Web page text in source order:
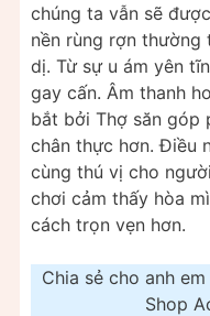
chúng ta vẫn sẽ
nền rùng rợn
dị. Từ sự u ám yên
gay cấn. Âm thanh
bắt bởi Thợ săn góp
chân thực hơn. Điều
cùng thú vị cho
chơi cảm thấy hòa
cách trọn vẹn hơn.
Chia sẻ cho anh em
Shop